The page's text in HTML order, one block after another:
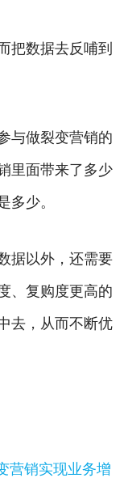
把数据去反哺到
与做裂变营销的
里面带来了多少
多少。
据以外，还需要
、复购度更高的
去，从而不断优